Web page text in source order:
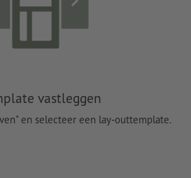
vastleggen
en selecteer een lay-outtemplate.